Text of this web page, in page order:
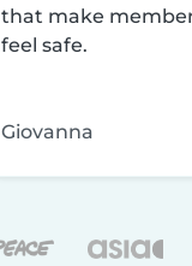
that make
feel safe.
Giovanna